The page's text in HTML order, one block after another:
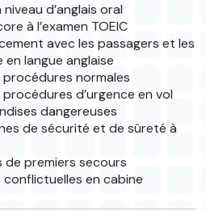
d’anglais oral
à l’examen TOEIC
avec les passagers et les
en langue anglaise
normales
d’urgence en vol
dangereuses
de sécurité et de sûreté à
premiers secours
en cabine